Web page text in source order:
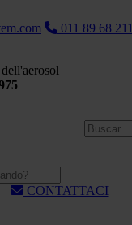
011 89 68 211
CONTATTACI